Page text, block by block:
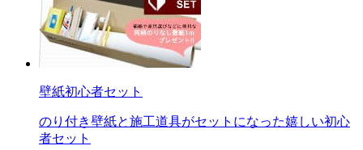
壁紙初心者セット
のり付き壁紙と施工道具がセットになった嬉しい初心
者セット